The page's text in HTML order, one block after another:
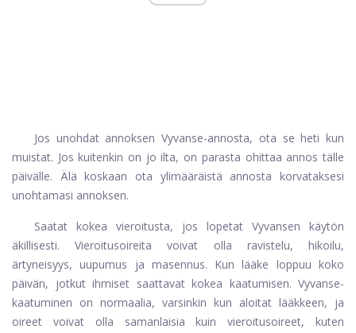
Jos unohdat annoksen Vyvanse-annosta, ota se heti kun
muistat. Jos kuitenkin on jo ilta, on parasta ohittaa annos tälle
päivälle. Älä koskaan ota ylimääräistä annosta korvataksesi
unohtamasi annoksen.
Saatat kokea vieroitusta, jos lopetat Vyvansen käytön
äkillisesti. Vieroitusoireita voivat olla ravistelu, hikoilu,
ärtyneisyys, uupumus ja masennus. Kun lääke loppuu koko
päivän, jotkut ihmiset saattavat kokea kaatumisen. Vyvanse-
kaatuminen on normaalia, varsinkin kun aloitat lääkkeen, ja
oireet voivat olla samanlaisia ​​kuin vieroitusoireet, kuten